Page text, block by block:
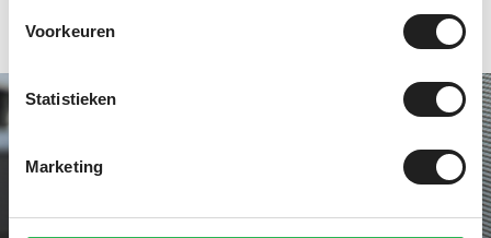
Voorkeuren
Statistieken
Marketingen Hapro
Paddock One is specialist in sterke